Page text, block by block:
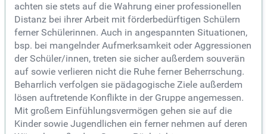
achten sie stets auf die Wahrung einer professionellen
Distanz bei ihrer Arbeit mit förderbedürftigen Schülern
ferner Schülerinnen. Auch in angespannten Situationen,
bsp. bei mangelnder Aufmerksamkeit oder Aggressionen
der Schüler/innen, treten sie sicher außerdem souverän
auf sowie verlieren nicht die Ruhe ferner Beherrschung.
Beharrlich verfolgen sie pädagogische Ziele außerdem
lösen auftretende Konflikte in der Gruppe angemessen.
Mit großem Einfühlungsvermögen gehen sie auf die
Kinder sowie Jugendlichen ein ferner nehmen auf deren